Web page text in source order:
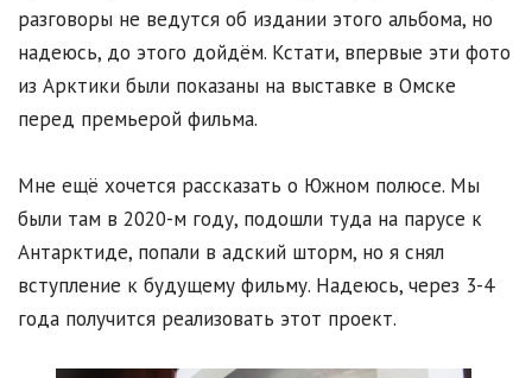
разговоры не ведутся об издании этого альбома, но
надеюсь, до этого дойдём. Кстати, впервые эти фото
из Арктики были показаны на выставке в Омске
перед премьерой фильма.
Мне ещё хочется рассказать о Южном полюсе. Мы
были там в 2020-м году, подошли туда на парусе к
Антарктиде, попали в адский шторм, но я снял
вступление к будущему фильму. Надеюсь, через 3-4
года получится реализовать этот проект.